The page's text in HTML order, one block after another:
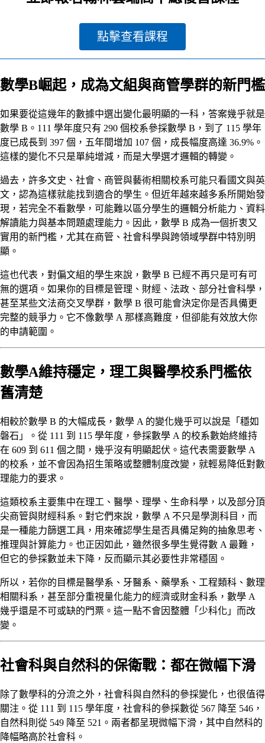
點擊查看課程
數學B崛起，成為文組與商管學群的新門檻
如果要從這幾年的數據中選出變化最明顯的一科，答案幾乎就是
數學 B。111 學年度只有 290 個校系參採數學 B，到了 115 學年
度已成長到 397 個，五年間增加 107 個，成長幅度高達 36.9%。
這樣的變化不只是單純增減，而是大學選才邏輯的轉變。
過去，許多文史、社會、商管與藝術相關校系可能只看國文與英
文，認為這樣就能找到適合的學生。但近年越來越多系所開始發
現，若完全不看數學，可能難以區分學生的邏輯分析能力、資料
解讀能力與基本問題處理能力。因此，數學 B 成為一個折衷又
實用的新門檻，尤其在商管、社會科學與跨領域學群中特別明
顯。
這也代表，對偏文組的學生來說，數學 B 已經不再只是可有可
無的選項。如果你的目標是管理、財經、法政、部分社會科學，
甚至某些文法商交叉學群，數學 B 很可能會決定你是否具備更
完整的競爭力。它不像數學 A 那樣高難度，但卻能有效放大你
的申請範圍。
數學A維持穩定，理工與醫學校系門檻依
舊清楚
相較於數學 B 的大幅成長，數學 A 的變化幾乎可以說是「穩如
磐石」。從 111 到 115 學年度，參採數學 A 的校系數始終維持
在 609 到 611 個之間，幾乎沒有明顯起伏。這代表需要數學 A
的校系，並不會因為招生策略或整體制度改變，就輕易降低對數
理能力的要求。
這類校系主要集中在理工、醫學、理學、生命科學，以及部分頂
尖商管與財經科系。對它們來說，數學 A 不只是學測科目，而
是一種能力篩選工具，用來確認學生是否具備足夠的抽象思考、
推理與計算能力。也正因如此，雖然很多學生覺得數 A 最難，
但它的參採數並未下降，反而顯示其必要性非常穩固。
所以，若你的目標是醫學系、牙醫系、藥學系、工程類科、數理
相關科系，甚至部分重視量化能力的經濟或財金科系，數學 A
幾乎還是不可或缺的門票。這一點不會因整體「少科化」而改
變。
社會科與自然科的保衛戰：都在微幅下滑
除了數學科的分流之外，社會科與自然科的參採變化，也很值得
關注。從 111 到 115 學年度，社會科的參採數從 567 降至 546，
自然科則從 549 降至 521。兩者都呈現微幅下滑，其中自然科的
降幅略高於社會科。